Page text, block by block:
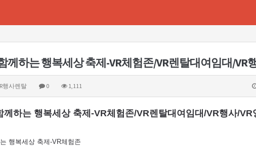
행사렌탈 0 1,111
께하는 행복세상 축제-VR체험존/VR렌탈대여임대/VR행사/VR
행복세상 축제-VR체험존